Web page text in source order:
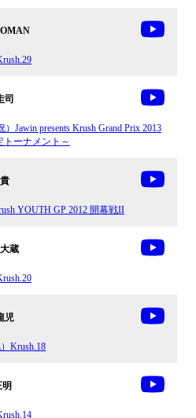
司
Jawin presents Krush Grand Prix 2013
トーナメント～
YOUTH GP 2012 開幕戦II
蔵
児
Krush.18